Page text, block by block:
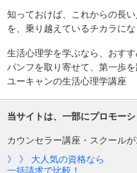
知っておけば、これからの長
を、乗り越えているチカラにな
生活心理学を学ぶなら、おす
パンフを取り寄せて、第一歩を
ユーキャンの生活心理学講座
当サイトは、一部にプロモー
カウンセラー講座・スクールが
》 》 大人気の資格なら
一括請求で比較！